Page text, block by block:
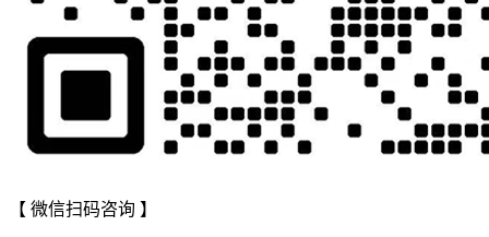
【 微信扫码咨询 】